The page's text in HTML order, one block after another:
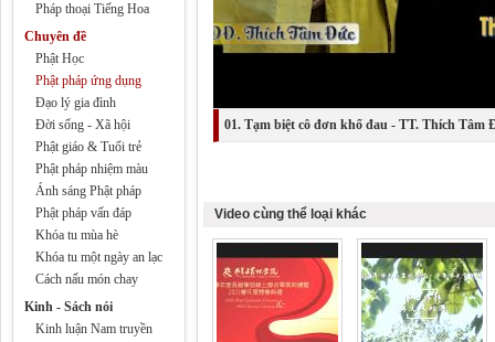
Pháp thoại Tiếng Hoa
Chuyên đề
Phật Học
Phật pháp ứng dụng
Đạo lý gia đình
Đời sống - Xã hội
Phật giáo & Tuổi trẻ
Phật pháp nhiệm màu
Ánh sáng Phật pháp
Phật pháp vấn đáp
Khóa tu mùa hè
Khóa tu một ngày an lạc
Cách nấu món chay
Kinh - Sách nói
Kinh luận Nam truyền
01. Tạm biệt cô đơn khổ đau - TT. Thích Tâm
Video cùng thể loại khác